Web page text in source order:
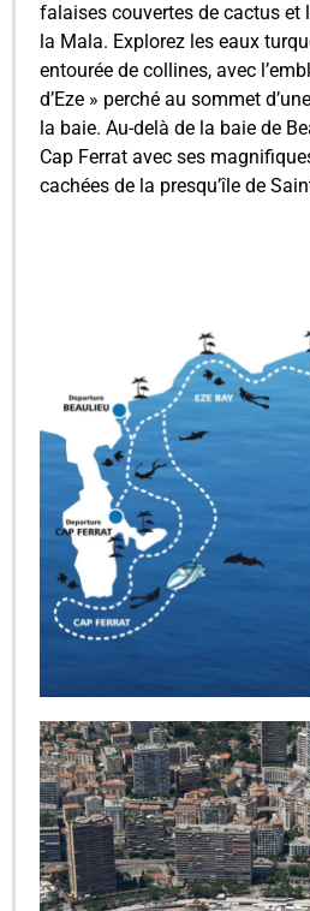
falaises couvertes de cactus et
la Mala. Explorez les eaux
entourée de collines, avec
d’Eze » perché au sommet
la baie. Au-delà de la baie de
Cap Ferrat avec ses
cachées de la presqu’île de